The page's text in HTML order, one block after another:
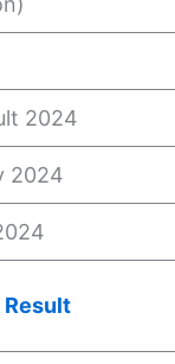
2024
2024
Result